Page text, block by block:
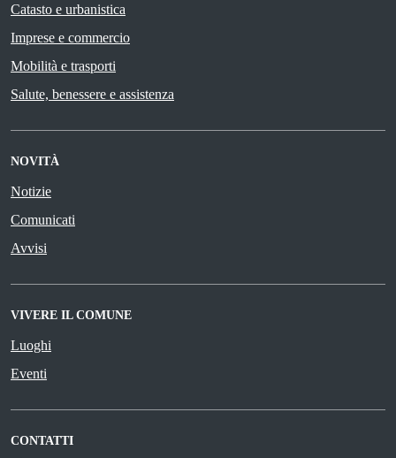
Catasto e urbanistica
Imprese e commercio
Mobilità e trasporti
Salute, benessere e assistenza
NOVITÀ
Notizie
Comunicati
Avvisi
VIVERE IL COMUNE
Luoghi
Eventi
CONTATTI